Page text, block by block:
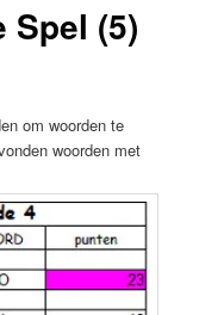
Spel (5)
om woorden te
woorden met